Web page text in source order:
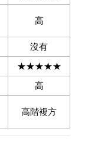
高
沒有
★★★★★
高
高階複方